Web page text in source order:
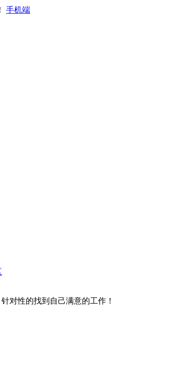
手机端
对性的找到自己满意的工作！